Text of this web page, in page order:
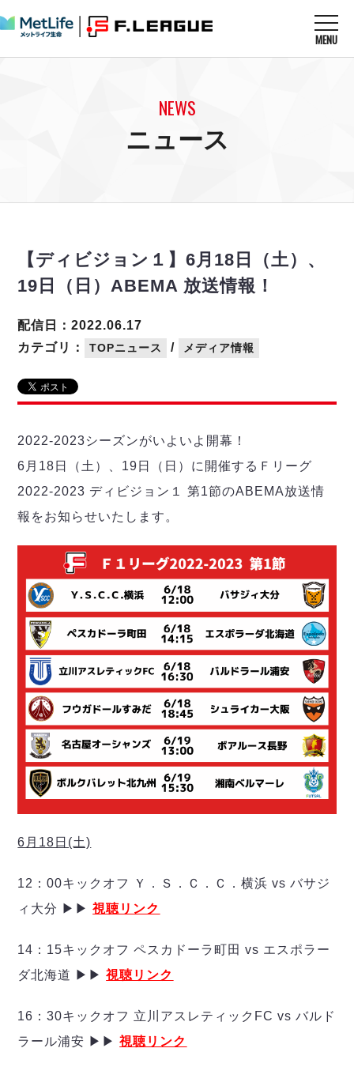
MENU
U-23選抜
メディア情報
フットサル日本代表
戦績表
警告・退場・出場停止選手
個人ランキング｜ゴール
個人ランキング｜シュート
個人ランキング｜シュート成功率
メットライフ生命Ｆ２リーグ
試合日程
順位表
戦績表
警告・退場・出場停止選手
個人ランキング｜シュート
個人ランキング｜シュート成功率
個人ランキング｜第2PK
メットライフ生命Ｆリーグカップ 2026
試合日程・結果
大会概要
アリーナ情報
チケット情報
過去の記録
エスポラーダ北海道
バルドラール浦安
しながわシティ
立川アスレティックFC
ペスカドーラ町田
湘南ベルマーレ
名古屋オーシャンズ
シュライカー大阪
ボルクバレット北九州
バサジィ大分
メットライフ生命Ｆ２リーグ
ヴォスクオーレ仙台
マルバ水戸FC
リガーレヴィア葛飾
Y．S．C．C．横浜
ヴィンセドール白山
アグレミーナ浜松
デウソン神戸
ポルセイド浜田
ミラクルスマイル新居浜
アリーナ情報 ARENA
リーグ概要 ABOUT US
リーグ概要
日本フットサルリーグについて
大会概要
リーグ要項
クラブライセンス関連
過去の記録 ARCHIVE
過去の試合記録
ディビジョン1 試合記録
ディビジョン2 試合記録
Ｆリーグカップ 試合記録
リーグ統計データ
記念ゴール
ハットトリック
担当審判員
選手の通算記録（Ｆ１）
エスポラーダ北海道
バルドラール浦安
フウガドールすみだ
しながわシティ
立川アスレティックFC
湘南ベルマーレ
ボアルース長野
名古屋オーシャンズ
シュライカー大阪
バサジィ大分
選手の通算記録（Ｆ２）
プロジェクト PROJECT
ABeam AWARD
DIVISION01
DIVISION02
FOLLOW US!
NEWS
ニュース
【ディビジョン１】6月18日（土）、
19日（日）ABEMA 放送情報！
カテゴリ： TOPニュース / メディア情報
配信日：2022.06.17
2022-2023シーズンがいよいよ開幕！
6月18日（土）、19日（日）に開催するＦリーグ
2022-2023 ディビジョン１ 第1節のABEMA放送情
報をお知らせいたします。
6月18日(土)
12：00キックオフ Ｙ．Ｓ．Ｃ．Ｃ．横浜 vs バサジ
ィ大分 ▶▶視聴リンク
14：15キックオフ ペスカドーラ町田 vs エスポラー
ダ北海道 ▶▶視聴リンク
16：30キックオフ 立川アスレティックFC vs バルド
ラール浦安 ▶▶視聴リンク